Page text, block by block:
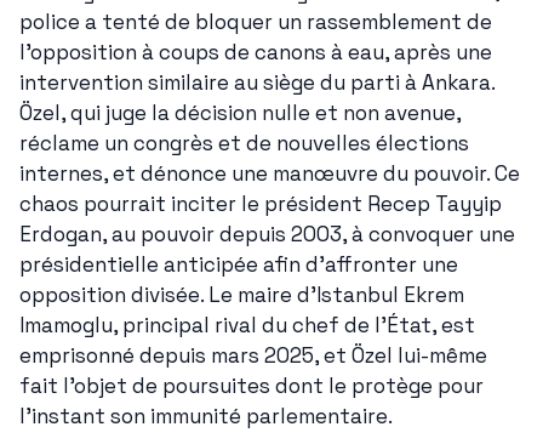
police a tenté de bloquer un rassemblement de
l'opposition à coups de canons à eau, après une
intervention similaire au siège du parti à Ankara.
Özel, qui juge la décision nulle et non avenue,
réclame un congrès et de nouvelles élections
internes, et dénonce une manœuvre du pouvoir. Ce
chaos pourrait inciter le président Recep Tayyip
Erdogan, au pouvoir depuis 2003, à convoquer une
présidentielle anticipée afin d'affronter une
opposition divisée. Le maire d'Istanbul Ekrem
Imamoglu, principal rival du chef de l'État, est
emprisonné depuis mars 2025, et Özel lui-même
fait l'objet de poursuites dont le protège pour
l'instant son immunité parlementaire.